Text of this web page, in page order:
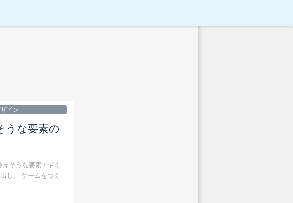
イン
うな要素の
そうな要素 / ギミ
し。 ゲームをつく